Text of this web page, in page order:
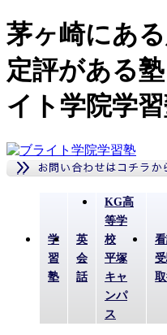
茅ヶ崎にあ
定評がある
イト学院学
学
習
塾
英
会
話
KG高
等学
校
平塚
キャ
ンパ
ス